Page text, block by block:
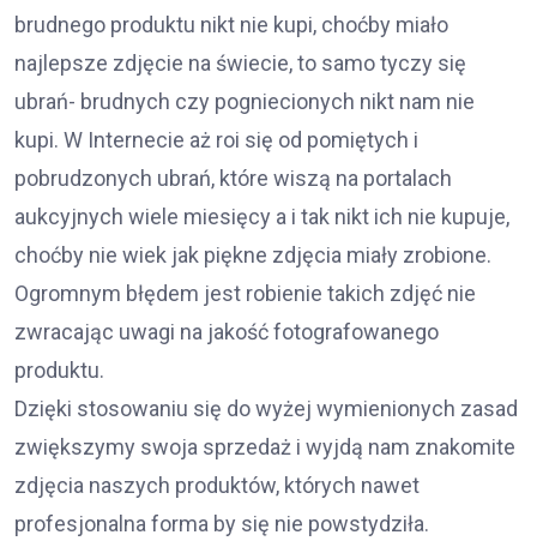
brudnego produktu nikt nie kupi, choćby miało
najlepsze zdjęcie na świecie, to samo tyczy się
ubrań- brudnych czy pogniecionych nikt nam nie
kupi. W Internecie aż roi się od pomiętych i
pobrudzonych ubrań, które wiszą na portalach
aukcyjnych wiele miesięcy a i tak nikt ich nie kupuje,
choćby nie wiek jak piękne zdjęcia miały zrobione.
Ogromnym błędem jest robienie takich zdjęć nie
zwracając uwagi na jakość fotografowanego
produktu.
Dzięki stosowaniu się do wyżej wymienionych zasad
zwiększymy swoja sprzedaż i wyjdą nam znakomite
zdjęcia naszych produktów, których nawet
profesjonalna forma by się nie powstydziła.